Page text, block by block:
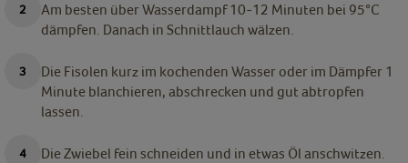
Am besten über Wasserdampf 10-12 Minuten bei 95°C
dämpfen. Danach in Schnittlauch wälzen.
Die Fisolen kurz im kochenden Wasser oder im Dämpfer 1
Minute blanchieren, abschrecken und gut abtropfen
lassen.
Die Zwiebel fein schneiden und in etwas Öl anschwitzen.